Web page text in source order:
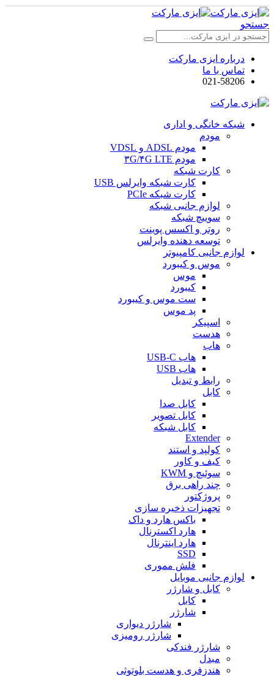
جستجو
درباره ایزی مارکت
تماس با ما
021-58206
شبکه خانگی و اداری
مودم
مودم ADSL و VDSL
مودم ۳G/۴G LTE
کارت شبکه
کارت شبکه وایرلس USB
کارت شبکه PCIe
لوازم جانبی شبکه
سوییچ شبکه
روتر و اکسس پوینت
توسعه دهنده وایرلس
لوازم جانبی کامپیوتر
موس و کیبورد
موس
کیبورد
ست موس و کیبورد
پد موس
اسپیکر
هدست
هاب
هاب USB-C
هاب USB
رابط و تبدیل
کابل
کابل صدا
کابل تصویر
کابل شبکه
Extender
کولپد و استند
کیف و کاور
سوئیچ و KWM
چند راهی برق
پروژکتور
تجهیزات ذخیره سازی
باکس هارد و داک
هارد اکسترنال
هارد اینترنال
SSD
فلش مموری
لوازم جانبی موبایل
کابل و شارژر
کابل
شارژر
شارژر دیواری
شارژر رومیزی
شارژر فندکی
مبدل
هندزفری و هدست بلوتوثی